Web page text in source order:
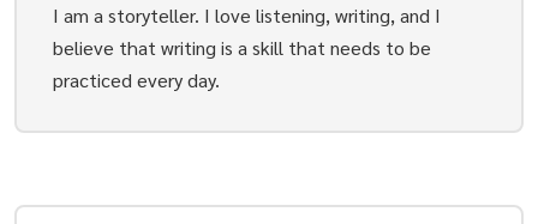
I am a storyteller. I love listening, writing, and I
believe that writing is a skill that needs to be
practiced every day.